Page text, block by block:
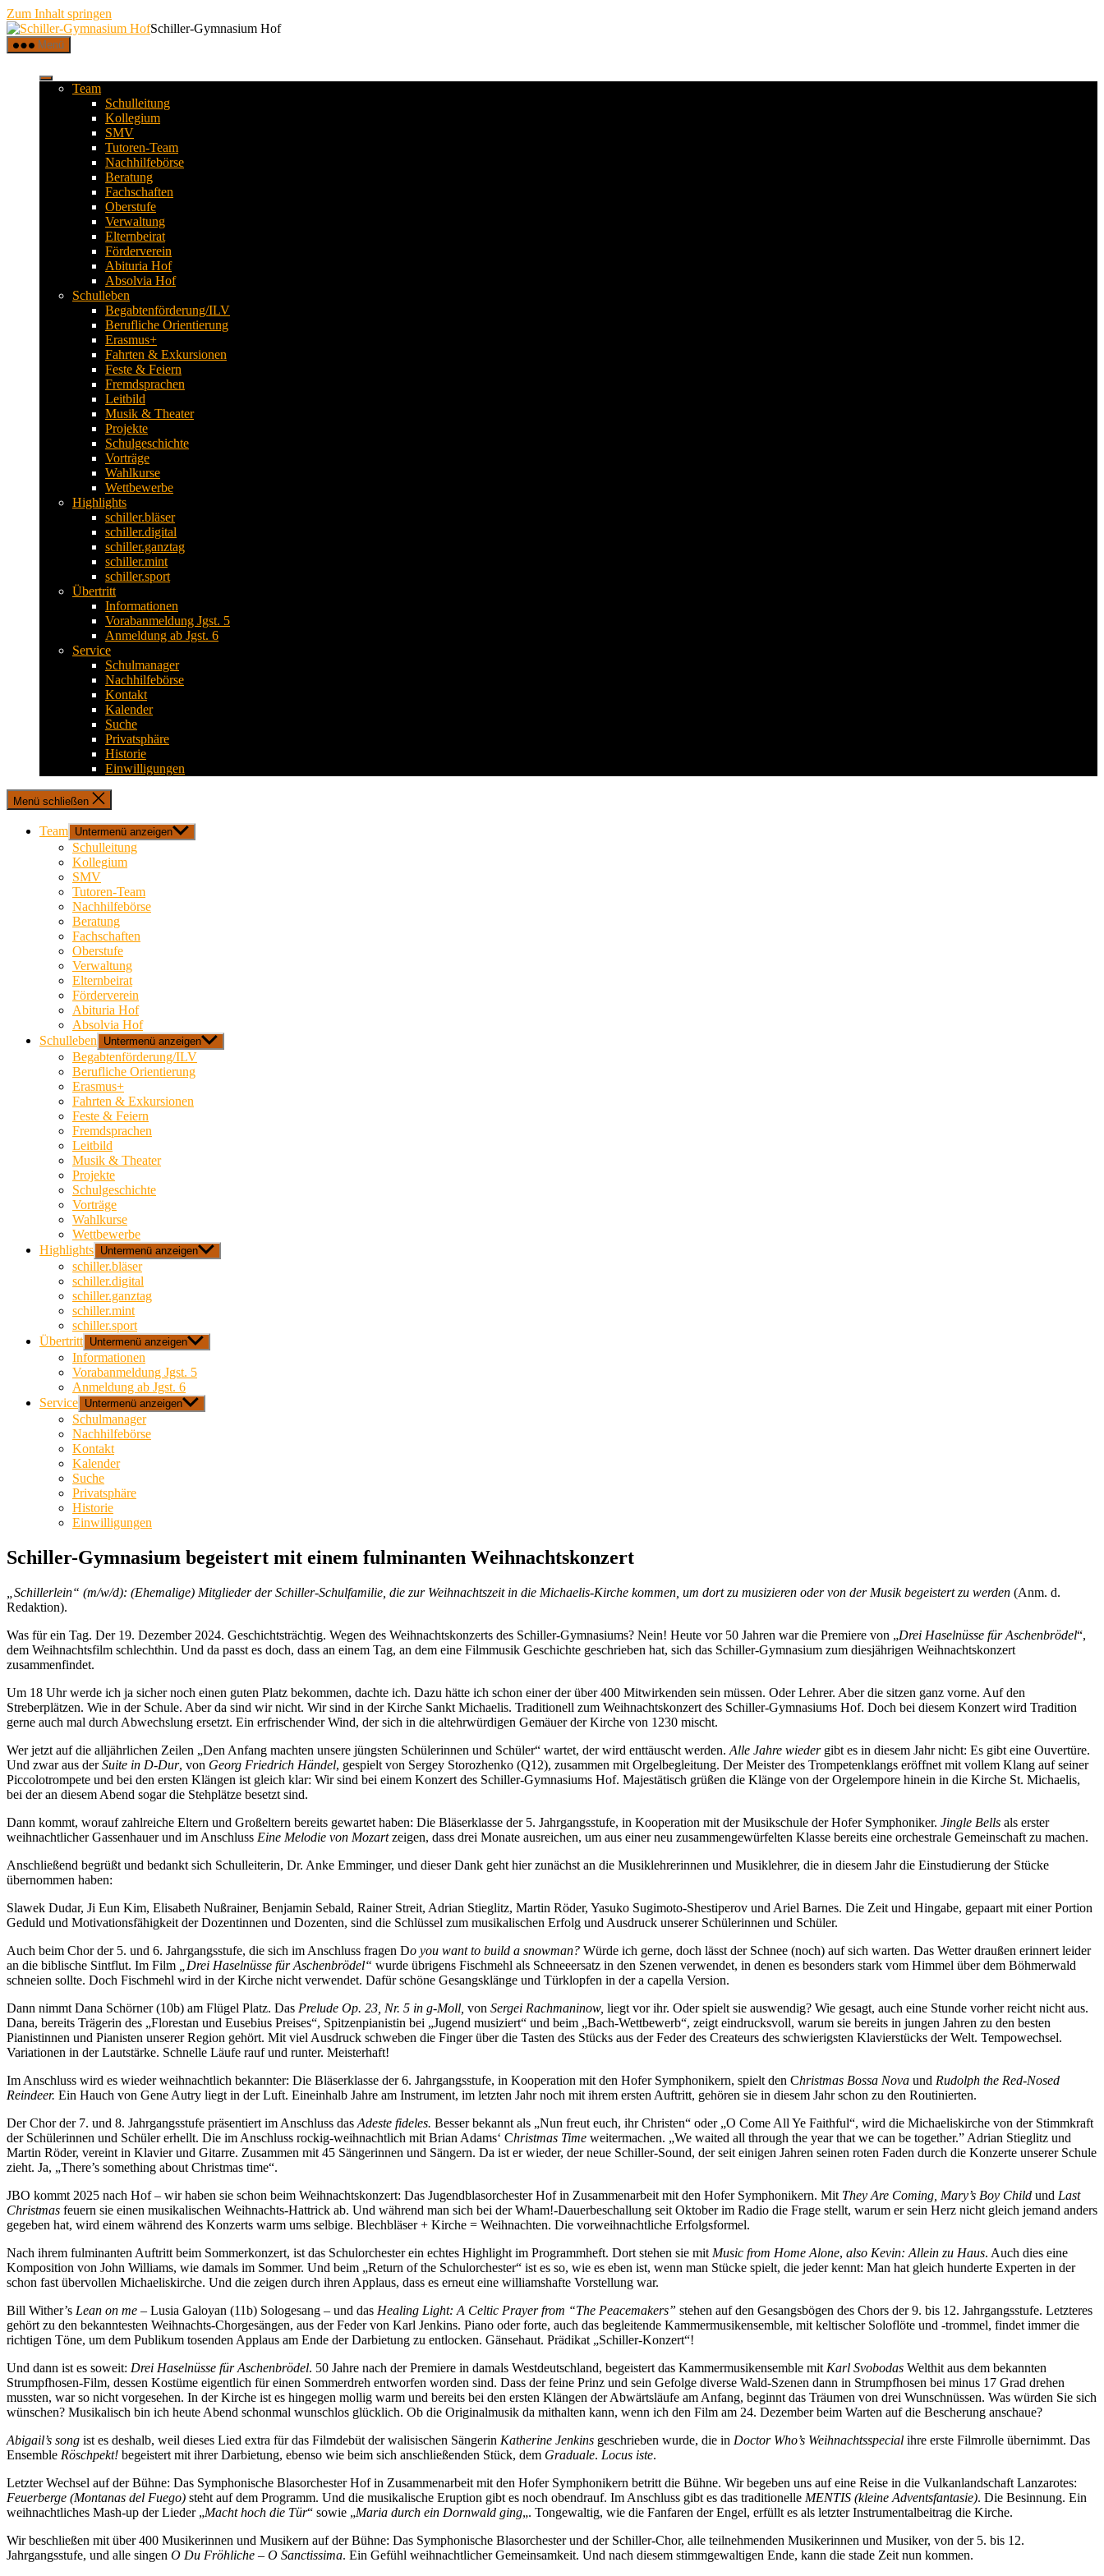
Zum Inhalt springen
Schiller-Gymnasium Hof
Menü
Team
Schulleitung
Kollegium
SMV
Tutoren-Team
Nachhilfebörse
Beratung
Fachschaften
Oberstufe
Verwaltung
Elternbeirat
Förderverein
Abituria Hof
Absolvia Hof
Schulleben
Begabtenförderung/ILV
Berufliche Orientierung
Erasmus+
Fahrten & Exkursionen
Feste & Feiern
Fremdsprachen
Leitbild
Musik & Theater
Projekte
Schulgeschichte
Vorträge
Wahlkurse
Wettbewerbe
Highlights
schiller.bläser
schiller.digital
schiller.ganztag
schiller.mint
schiller.sport
Übertritt
Informationen
Vorabanmeldung Jgst. 5
Anmeldung ab Jgst. 6
Service
Schulmanager
Nachhilfebörse
Kontakt
Kalender
Suche
Privatsphäre
Historie
Einwilligungen
Menü schließen
Team Untermenü anzeigen
Schulleitung
Kollegium
SMV
Tutoren-Team
Nachhilfebörse
Beratung
Fachschaften
Oberstufe
Verwaltung
Elternbeirat
Förderverein
Abituria Hof
Absolvia Hof
Schulleben
Untermenü anzeigen
Begabtenförderung/ILV
Berufliche Orientierung
Erasmus+
Fahrten & Exkursionen
Feste & Feiern
Fremdsprachen
Leitbild
Musik & Theater
Projekte
Schulgeschichte
Vorträge
Wahlkurse
Wettbewerbe
Highlights Untermenü anzeigen
schiller.bläser
schiller.digital
schiller.ganztag
schiller.mint
schiller.sport
Übertritt Untermenü anzeigen
Informationen
Vorabanmeldung Jgst. 5
Anmeldung ab Jgst. 6
Service Untermenü anzeigen
Schulmanager
Nachhilfebörse
Kontakt
Kalender
Suche
Privatsphäre
Historie
Einwilligungen
Schiller-Gymnasium begeistert mit einem fulminanten Weihnachtskonzert
„Schillerlein“ (m/w/d): (Ehemalige) Mitglieder der Schiller-Schulfamilie, die zur Weihnachtszeit in die Michaelis-Kirche kommen, um dort zu musizieren oder von der Musik begeistert zu werden (Anm. d.
Redaktion).
Was für ein Tag. Der 19. Dezember 2024. Geschichtsträchtig. Wegen des Weihnachtskonzerts des Schiller-Gymnasiums? Nein! Heute vor 50 Jahren war die Premiere von „Drei Haselnüsse für Aschenbrödel“,
dem Weihnachtsfilm schlechthin. Und da passt es doch, dass an einem Tag, an dem eine Filmmusik Geschichte geschrieben hat, sich das Schiller-Gymnasium zum diesjährigen Weihnachtskonzert
zusammenfindet.
Um 18 Uhr werde ich ja sicher noch einen guten Platz bekommen, dachte ich. Dazu hätte ich schon einer der über 400 Mitwirkenden sein müssen. Oder Lehrer. Aber die sitzen ganz vorne. Auf den
Streberplätzen. Wie in der Schule. Aber da sind wir nicht. Wir sind in der Kirche Sankt Michaelis. Traditionell zum Weihnachtskonzert des Schiller-Gymnasiums Hof. Doch bei diesem Konzert wird Tradition
gerne auch mal durch Abwechslung ersetzt. Ein erfrischender Wind, der sich in die altehrwürdigen Gemäuer der Kirche von 1230 mischt.
Wer jetzt auf die alljährlichen Zeilen „Den Anfang machten unsere jüngsten Schülerinnen und Schüler“ wartet, der wird enttäuscht werden. Alle Jahre wiedergibt es in diesem Jahr nicht: Es gibt eine Ouvertüre.
Und zwar aus derSuite in D-Dur, von Georg Friedrich Händel, gespielt von Sergey Storozhenko (Q12), zusammen mit Orgelbegleitung. Der Meister des Trompetenklangs eröffnet mit vollem Klang auf seiner
Piccolotrompete und bei den ersten Klängen ist gleich klar: Wir sind bei einem Konzert des Schiller-Gymnasiums Hof. Majestätisch grüßen die Klänge von der Orgelempore hinein in die Kirche St. Michaelis,
bei der an diesem Abend sogar die Stehplätze besetzt sind.
Dann kommt, worauf zahlreiche Eltern und Großeltern bereits gewartet haben: Die Bläserklasse der 5. Jahrgangsstufe, in Kooperation mit der Musikschule der Hofer Symphoniker. Jingle Bells als erster
weihnachtlicher Gassenhauer und im Anschluss Eine Melodie von Mozartzeigen, dass drei Monate ausreichen, um aus einer neu zusammengewürfelten Klasse bereits eine orchestrale Gemeinschaft zu machen.
Anschließend begrüßt und bedankt sich Schulleiterin, Dr. Anke Emminger, und dieser Dank geht hier zunächst an die Musiklehrerinnen und Musiklehrer, die in diesem Jahr die Einstudierung der Stücke
übernommen haben:
Slawek Dudar, Ji Eun Kim, Elisabeth Nußrainer, Benjamin Sebald, Rainer Streit, Adrian Stieglitz, Martin Röder, Yasuko Sugimoto-Shestiperov und Ariel Barnes. Die Zeit und Hingabe, gepaart mit einer Portion
Geduld und Motivationsfähigkeit der Dozentinnen und Dozenten, sind die Schlüssel zum musikalischen Erfolg und Ausdruck unserer Schülerinnen und Schüler.
Auch beim Chor der 5. und 6. Jahrgangsstufe, die sich im Anschluss fragen Do you want to build a snowman? Würde ich gerne, doch lässt der Schnee (noch) auf sich warten. Das Wetter draußen erinnert leider
an die biblische Sintflut. Im Film
„Drei Haselnüsse für Aschenbrödel“ wurde übrigens Fischmehl als Schneeersatz in den Szenen verwendet, in denen es besonders stark vom Himmel über dem Böhmerwald
schneien sollte. Doch Fischmehl wird in der Kirche nicht verwendet. Dafür schöne Gesangsklänge und Türklopfen in der a capella Version.
Dann nimmt Dana Schörner (10b) am Flügel Platz. Das Prelude Op. 23, Nr. 5 in g-Moll, von Sergei Rachmaninow, liegt vor ihr. Oder spielt sie auswendig? Wie gesagt, auch eine Stunde vorher reicht nicht aus.
Dana, bereits Trägerin des „Florestan und Eusebius Preises“, Spitzenpianistin bei „Jugend musiziert“ und beim „Bach-Wettbewerb“, zeigt eindrucksvoll, warum sie bereits in jungen Jahren zu den besten
Pianistinnen und Pianisten unserer Region gehört. Mit viel Ausdruck schweben die Finger über die Tasten des Stücks aus der Feder des Createurs des schwierigsten Klavierstücks der Welt. Tempowechsel.
Variationen in der Lautstärke. Schnelle Läufe rauf und runter. Meisterhaft!
Im Anschluss wird es wieder weihnachtlich bekannter: Die Bläserklasse der 6. Jahrgangsstufe, in Kooperation mit den Hofer Symphonikern, spielt den Christmas Bossa Nova und Rudolph the Red-Nosed
Reindeer. Ein Hauch von Gene Autry liegt in der Luft. Eineinhalb Jahre am Instrument, im letzten Jahr noch mit ihrem ersten Auftritt, gehören sie in diesem Jahr schon zu den Routinierten.
Der Chor der 7. und 8. Jahrgangsstufe präsentiert im Anschluss das Adeste fideles. Besser bekannt als „Nun freut euch, ihr Christen“ oder „O Come All Ye Faithful“, wird die Michaeliskirche von der Stimmkraft
der Schülerinnen und Schüler erhellt. Die im Anschluss rockig-weihnachtlich mit Brian Adams‘ Christmas Time weitermachen. „We waited all through the year that we can be together.” Adrian Stieglitz und
Martin Röder, vereint in Klavier und Gitarre. Zusammen mit 45 Sängerinnen und Sängern. Da ist er wieder, der neue Schiller-Sound, der seit einigen Jahren seinen roten Faden durch die Konzerte unserer Schule
zieht. Ja, „There’s something about Christmas time“.
JBO kommt 2025 nach Hof – wir haben sie schon beim Weihnachtskonzert: Das Jugendblasorchester Hof in Zusammenarbeit mit den Hofer Symphonikern. Mit They Are Coming, Mary’s Boy Child und Last
Christmas feuern sie einen musikalischen Weihnachts-Hattrick ab. Und während man sich bei der Wham!-Dauerbeschallung seit Oktober im Radio die Frage stellt, warum er sein Herz nicht gleich jemand anders
gegeben hat, wird einem während des Konzerts warm ums selbige. Blechbläser + Kirche = Weihnachten. Die vorweihnachtliche Erfolgsformel.
Nach ihrem fulminanten Auftritt beim Sommerkonzert, ist das Schulorchester ein echtes Highlight im Programmheft. Dort stehen sie mit Music from Home Alone, also Kevin: Allein zu Haus. Auch dies eine
Komposition von John Williams, wie damals im Sommer. Und beim „Return of the Schulorchester“ ist es so, wie es eben ist, wenn man Stücke spielt, die jeder kennt: Man hat gleich hunderte Experten in der
schon fast übervollen Michaeliskirche. Und die zeigen durch ihren Applaus, dass es erneut eine williamshafte Vorstellung war.
Bill Wither’s Lean on me – Lusia Galoyan (11b) Sologesang – und das Healing Light: A Celtic Prayer from “The Peacemakers” stehen auf den Gesangsbögen des Chors der 9. bis 12. Jahrgangsstufe. Letzteres
gehört zu den bekanntesten Weihnachts-Chorgesängen, aus der Feder von Karl Jenkins. Piano oder forte, auch das begleitende Kammermusikensemble, mit keltischer Soloflöte und -trommel, findet immer die
richtigen Töne, um dem Publikum tosenden Applaus am Ende der Darbietung zu entlocken. Gänsehaut. Prädikat „Schiller-Konzert“!
Und dann ist es soweit: Drei Haselnüsse für Aschenbrödel. 50 Jahre nach der Premiere in damals Westdeutschland, begeistert das Kammermusikensemble mit Karl Svobodas Welthit aus dem bekannten
Strumpfhosen-Film, dessen Kostüme eigentlich für einen Sommerdreh entworfen worden sind. Dass der feine Prinz und sein Gefolge diverse Wald-Szenen dann in Strumpfhosen bei minus 17 Grad drehen
mussten, war so nicht vorgesehen. In der Kirche ist es hingegen mollig warm und bereits bei den ersten Klängen der Abwärtsläufe am Anfang, beginnt das Träumen von drei Wunschnüssen. Was würden Sie sich
wünschen? Musikalisch bin ich heute Abend schonmal wunschlos glücklich. Ob die Originalmusik da mithalten kann, wenn ich den Film am 24. Dezember beim Warten auf die Bescherung anschaue?
Abigail’s song ist es deshalb, weil dieses Lied extra für das Filmdebüt der walisischen Sängerin Katherine Jenkins geschrieben wurde, die in DoctorWho’s Weihnachtsspecial ihre erste Filmrolle übernimmt. Das
Ensemble Röschpekt! begeistert mit ihrer Darbietung, ebenso wie beim sich anschließenden Stück, dem Graduale. Locus iste.
Letzter Wechsel auf der Bühne: Das Symphonische Blasorchester Hof in Zusammenarbeit mit den Hofer Symphonikern betritt die Bühne. Wir begeben uns auf eine Reise in die Vulkanlandschaft Lanzarotes:
Feuerberge (Montanas del Fuego) steht auf dem Programm. Und die musikalische Eruption gibt es noch obendrauf. Im Anschluss gibt es das traditionelle MENTIS (kleine Adventsfantasie). Die Besinnung. Ein
weihnachtliches Mash-up der Lieder „Macht hoch die Tür“ sowie „Maria durch ein Dornwald ging„. Tongewaltig, wie die Fanfaren der Engel, erfüllt es als letzter Instrumentalbeitrag die Kirche.
Wir beschließen mit über 400 Musikerinnen und Musikern auf der Bühne: Das Symphonische Blasorchester und der Schiller-Chor, alle teilnehmenden Musikerinnen und Musiker, von der 5. bis 12.
Jahrgangsstufe, und alle singen O Du Fröhliche – O Sanctissima. Ein Gefühl weihnachtlicher Gemeinsamkeit. Und nach diesem stimmgewaltigen Ende, kann die stade Zeit nun kommen.